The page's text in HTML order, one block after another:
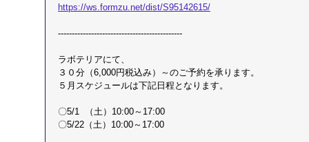
https://ws.formzu.net/dist/S95142615/
​---------------------------------------------
ラボテリアにて、
３０分（6,000円税込み）～のご予約を承ります。
５月スケジュールは下記日程となります。
〇5/1  （土）10:00～17:00
〇5/22（土）10:00～17:00